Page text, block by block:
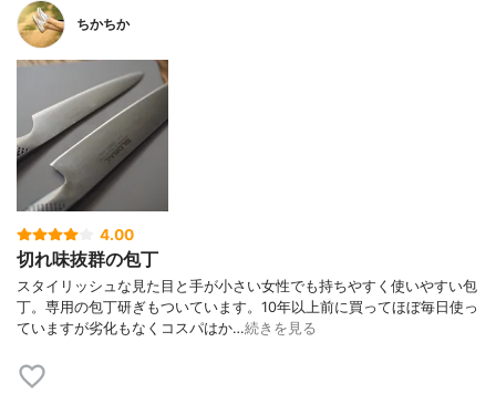
ちかちか
4.00
切れ味抜群の包丁
スタイリッシュな見た目と手が小さい女性でも持ちやすく使いやすい包
丁。専用の包丁研ぎもついています。10年以上前に買ってほぼ毎日使っ
ていますが劣化もなくコスパはか…続きを見る